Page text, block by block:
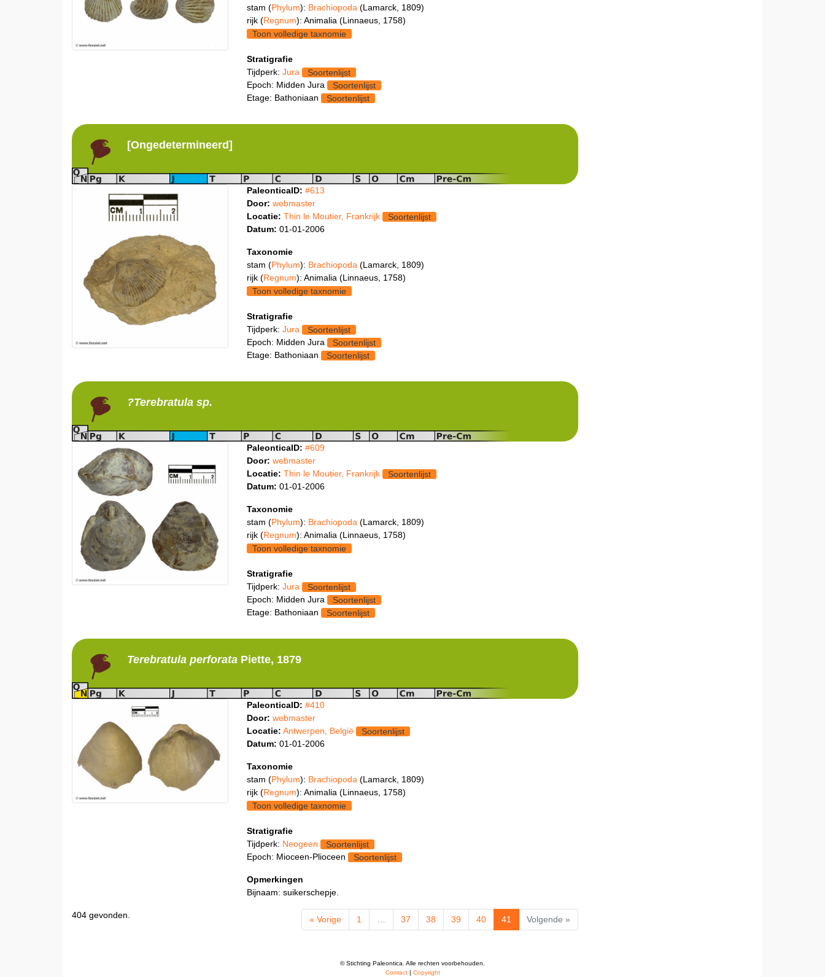
stam (Phylum): Brachiopoda (Lamarck, 1809)
rijk (Regnum): Animalia (Linnaeus, 1758)
Toon volledige taxnomie
Stratigrafie
Tijdperk: Jura
Soortenlijst
Epoch: Midden Jura
Soortenlijst
Etage: Bathoniaan
Soortenlijst
[Ongedetermineerd]
PaleonticaID: #613
Door: webmaster
Locatie: Thin le Moutier, Frankrijk
Soortenlijst
Datum: 01-01-2006
Taxonomie
stam (Phylum): Brachiopoda (Lamarck, 1809)
rijk (Regnum): Animalia (Linnaeus, 1758)
Toon volledige taxnomie
Stratigrafie
Tijdperk: Jura
Soortenlijst
Epoch: Midden Jura
Soortenlijst
Etage: Bathoniaan
Soortenlijst
?Terebratulasp.
PaleonticaID: #609
Door: webmaster
Locatie: Thin le Moutier, Frankrijk
Soortenlijst
Datum: 01-01-2006
Taxonomie
stam (Phylum): Brachiopoda (Lamarck, 1809)
rijk (Regnum): Animalia (Linnaeus, 1758)
Toon volledige taxnomie
Stratigrafie
Tijdperk: Jura
Soortenlijst
Epoch: Midden Jura
Soortenlijst
Etage: Bathoniaan
Soortenlijst
Terebratulaperforata Piette, 1879
PaleonticaID: #410
Door: webmaster
Locatie: Antwerpen, België
Soortenlijst
Datum: 01-01-2006
Taxonomie
stam (Phylum): Brachiopoda (Lamarck, 1809)
rijk (Regnum): Animalia (Linnaeus, 1758)
Toon volledige taxnomie
Stratigrafie
Tijdperk: Neogeen
Soortenlijst
Epoch: Mioceen-Plioceen
Soortenlijst
Opmerkingen
Bijnaam: suikerschepje.
404 gevonden. « Vorige 1 37 38 39 40 41 Volgende »
© Stichting Paleontica. Alle rechten voorbehouden.
Contact| Copyright